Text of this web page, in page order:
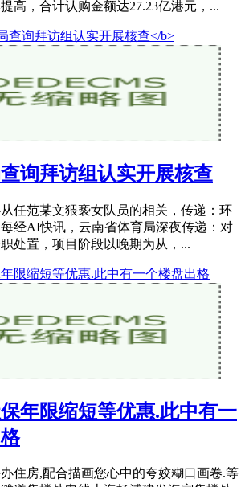
高，合计认购金额达27.23亿港元，...
询拜访组认实开展核查
任范某文猥亵女队员的相关，传递：环
经AI快讯，云南省体育局深夜传递：对
处置，项目阶段以晚期为从，...
年限缩短等优惠.此中有一
住房,配合描画您心中的夸姣糊口画卷.等